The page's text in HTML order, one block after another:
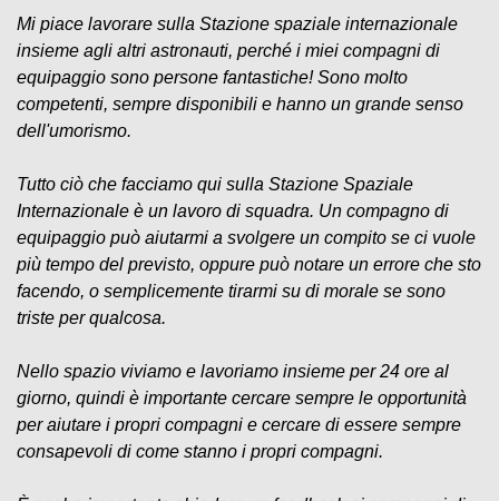
Mi piace lavorare sulla Stazione spaziale internazionale
insieme agli altri astronauti, perché i miei compagni di
equipaggio sono persone fantastiche! Sono molto
competenti, sempre disponibili e hanno un grande senso
dell'umorismo.
Tutto ciò che facciamo qui sulla Stazione Spaziale
Internazionale è un lavoro di squadra. Un compagno di
equipaggio può aiutarmi a svolgere un compito se ci vuole
più tempo del previsto, oppure può notare un errore che sto
facendo, o semplicemente tirarmi su di morale se sono
triste per qualcosa.
Nello spazio viviamo e lavoriamo insieme per 24 ore al
giorno, quindi è importante cercare sempre le opportunità
per aiutare i propri compagni e cercare di essere sempre
consapevoli di come stanno i propri compagni.